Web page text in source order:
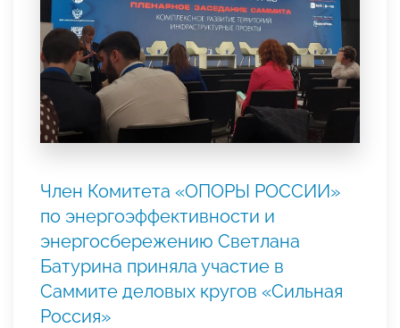
Член Комитета «ОПОРЫ РОССИИ»
по энергоэффективности и
энергосбережению Светлана
Батурина приняла участие в
Саммите деловых кругов «Сильная
Россия»